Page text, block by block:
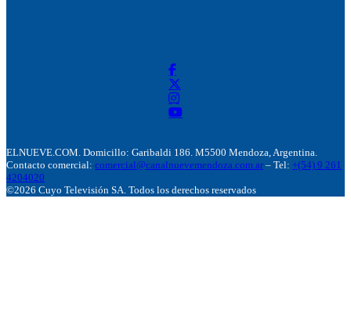
ELNUEVE.COM. Domicillo: Garibaldi 186. M5500 Mendoza, Argentina.
Contacto comercial: comercial@canalnuevemendoza.com.ar – Tel: +(54) 9 261
4204020
©2026 Cuyo Televisión SA. Todos los derechos reservados